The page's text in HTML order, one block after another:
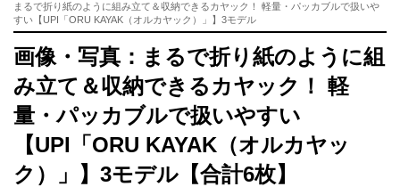
まるで折り紙のように組み立て＆収納できるカヤック！ 軽量・パッカブルで扱いや
すい【UPI「ORU KAYAK（オルカヤック）」】3モデル
画像・写真：まるで折り紙のように組
み立て＆収納できるカヤック！ 軽
量・パッカブルで扱いやすい
【UPI「ORU KAYAK（オルカヤッ
ク）」】3モデル【合計6枚】